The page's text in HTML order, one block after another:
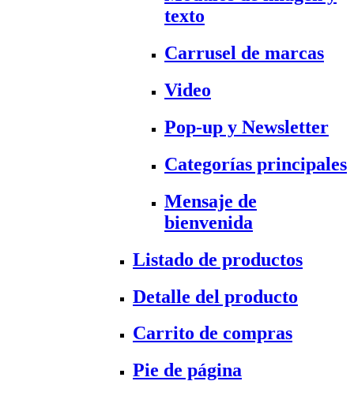
texto
Carrusel de marcas
Video
Pop-up y Newsletter
Categorías principales
Mensaje de
bienvenida
Listado de productos
Detalle del producto
Carrito de compras
Pie de página